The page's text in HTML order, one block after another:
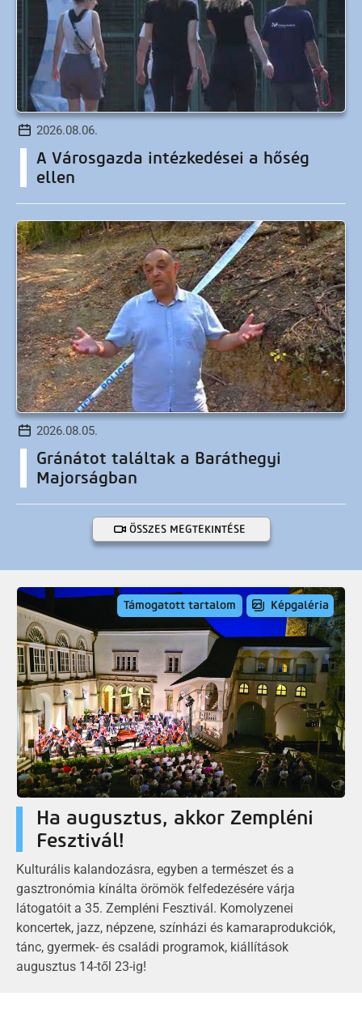
2026.08.06.
A Városgazda intézkedései a hőség
ellen
2026.08.05.
Gránátot találtak a Baráthegyi
Majorságban
ÖSSZES MEGTEKINTÉSE
Támogatott tartalom Képgaléria
Ha augusztus, akkor Zempléni
Fesztivál!
Kulturális kalandozásra, egyben a természet és a
gasztronómia kínálta örömök felfedezésére várja
látogatóit a 35. Zempléni Fesztivál. Komolyzenei
koncertek, jazz, népzene, színházi és kamaraprodukciók,
tánc, gyermek- és családi programok, kiállítások
augusztus 14-től 23-ig!